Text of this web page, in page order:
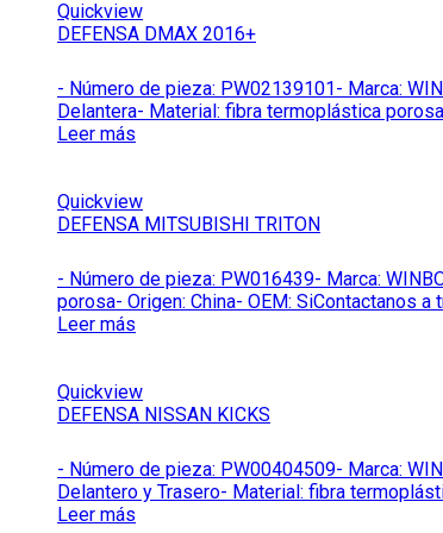
Quickview
DEFENSA DMAX 2016+
- Número de pieza: PW02139101- Marca:
Delantera- Material: fibra termoplástica
Leer más
Quickview
DEFENSA MITSUBISHI TRITON
- Número de pieza: PW016439- Marca:
porosa- Origen: China- OEM: SiContactanos
Leer más
Quickview
DEFENSA NISSAN KICKS
- Número de pieza: PW00404509- Marca:
Delantero y Trasero- Material: fibra
Leer más